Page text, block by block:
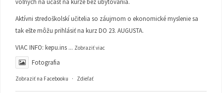
voľných na účasť na kurze bez ubytovania.
Aktívni stredoškolskí učitelia so záujmom o ekonomické myslenie sa
tak ešte môžu prihlásiť na kurz DO 23. AUGUSTA.
VIAC INFO: kepu.ins ... Zobraziť viac
Fotografia
Zobraziť na Facebooku · Zdieľať